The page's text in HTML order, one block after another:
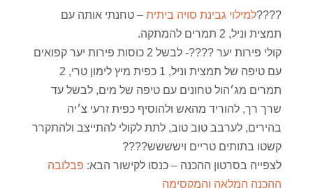
????למילוי גבינת סויה ביתית – טחנתי אותה עם
תמצית וניל, 2 תמרים להמתקה.
קולי פירות יער ????- לבשל 2 כוסות פירות יער קפואים
עם טיפה של תמצית וניל, 1 כפית מיץ לימון טרי, 2
תמרים מג׳הול טחונים עם טיפה של מים, לבשל עד
שרך רך, להוריד מהאש ולהוסיף כפית זרעי צ׳יה
בהירים, לערבב טוב טוב, לתת לקולי להתייצב ולהתקרר
קשטו בתותים טריים וישששש????
לצפייה בסרטון ההכנה – כנסו לקישור הבא: פבלובה
ההכנה המלאה והמקסימה